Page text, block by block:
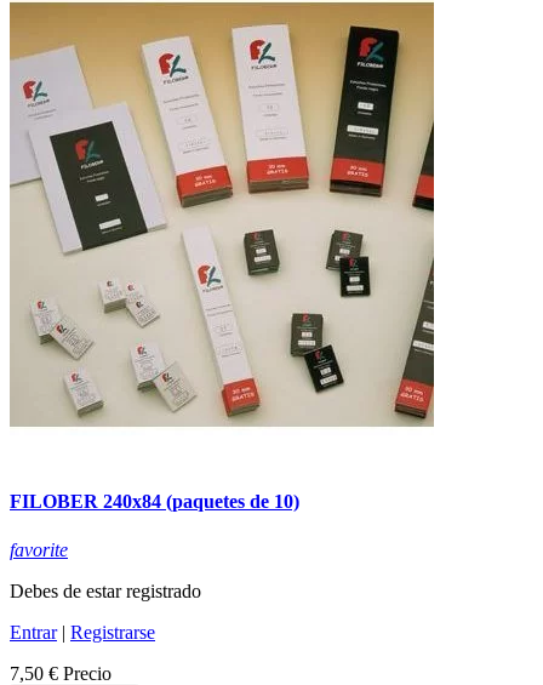
FILOBER 240x84 (paquetes de 10)
favorite
Debes de estar registrado
Entrar| Registrarse
7,50 € Precio